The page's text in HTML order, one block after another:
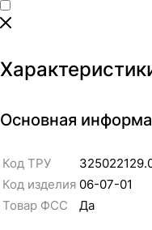
Основная
Код ТРУ
Код изделия 06-07-01
Товар ФСС
Да